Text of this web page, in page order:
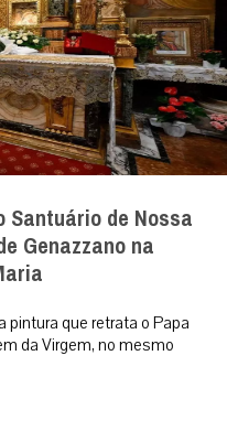
Santuário de Nossa
Genazzano na
pintura que retrata o Papa
da Virgem, no mesmo